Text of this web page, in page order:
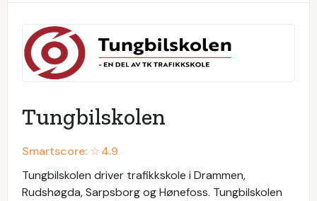
Tungbilskolen
Smartscore: ☆4.9
Tungbilskolen driver trafikkskole i Drammen,
Rudshøgda, Sarpsborg og Hønefoss. Tungbilskolen